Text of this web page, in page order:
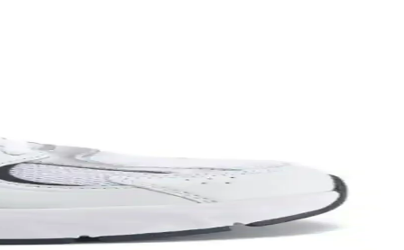
tarzlara uyum sağlar.
ve tarzı bir arada sağlar.